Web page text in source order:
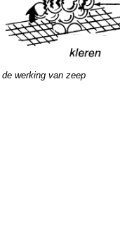
de werking van zeep